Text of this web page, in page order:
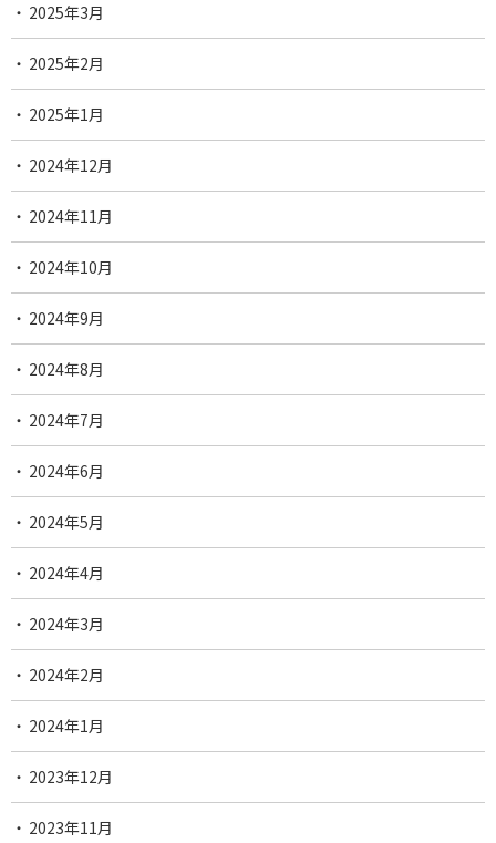
2025年3月
2025年2月
2025年1月
2024年12月
2024年11月
2024年10月
2024年9月
2024年8月
2024年7月
2024年6月
2024年5月
2024年4月
2024年3月
2024年2月
2024年1月
2023年12月
2023年11月